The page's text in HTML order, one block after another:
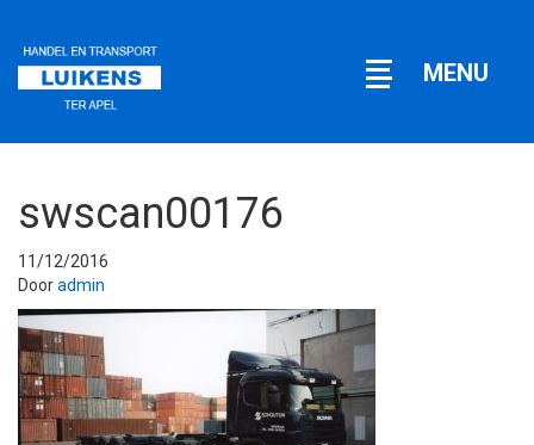
Open
MENU
swscan00176
11/12/2016
Dooradmin